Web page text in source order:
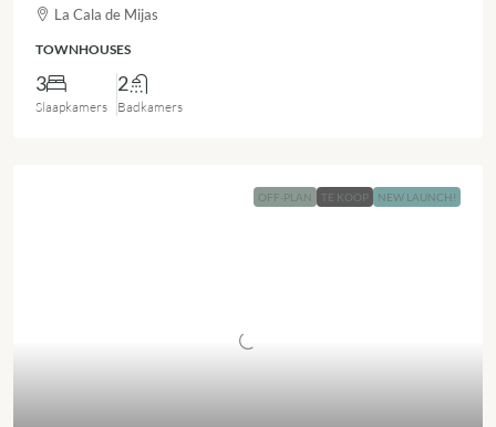
La Cala de Mijas
TOWNHOUSES
3
Slaapkamers
2
Badkamers
OFF-PLAN TE KOOP NEW LAUNCH!